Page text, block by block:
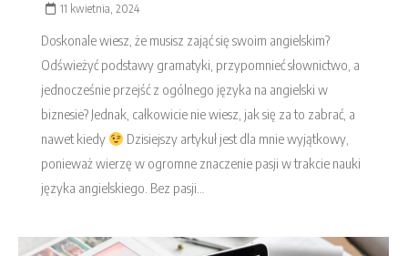
11 kwietnia, 2024
Doskonale wiesz, że musisz zająć się swoim angielskim?
Odświeżyć podstawy gramatyki, przypomnieć słownictwo, a
jednocześnie przejść z ogólnego języka na angielski w
biznesie? Jednak, całkowicie nie wiesz, jak się za to zabrać, a
nawet kiedy
Dzisiejszy artykuł jest dla mnie wyjątkowy,
ponieważ wierzę w ogromne znaczenie pasji w trakcie nauki
języka angielskiego. Bez pasji…